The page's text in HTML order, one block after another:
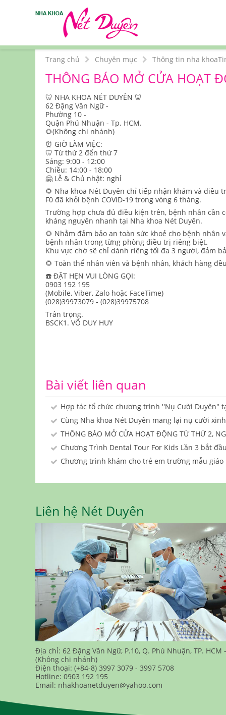
Trang chủ Chuyên mục Thông tin nha khoa
THÔNG BÁO MỞ CỬA HOẠT
🦷 NHA KHOA NÉT DUYÊN 🦷
62 Đặng Văn Ngữ -
Phường 10 -
Quận Phú Nhuận - Tp. HCM.
🌻(Không chi nhánh)
⏰ GIỜ LÀM VIỆC:
🦷 Từ thứ 2 đến thứ 7
Sáng: 9:00 - 12:00
Chiều: 14:00 - 18:00
🤗 Lễ & Chủ nhật: nghỉ
🌻 Nha khoa Nét Duyên chỉ tiếp nhận khám và điều
F0 đã khỏi bệnh COVID-19 trong vòng 6 tháng.
Trường hợp chưa đủ điều kiện trên, bệnh nhân cần
kháng nguyên nhanh tại Nha khoa Nét Duyên.
🌻 Nhằm đảm bảo an toàn sức khoẻ cho bệnh
bệnh nhân trong từng phòng điều trị riêng biệt.
Khu vực chờ sẽ chỉ dành riêng tối đa 3 người, đảm
🌻 Toàn thể nhân viên và bệnh nhân, khách hàng
☎️ ĐẶT HẸN VUI LÒNG GỌI:
0903 192 195
(Mobile, Viber, Zalo hoặc FaceTime)
(028)39973079 - (028)39975708
Trân trọng.
BSCK1. VÕ DUY HUY
Bài viết liên quan
Hợp tác tổ chức chương trình ''Nụ Cười Duyên"
Cùng Nha khoa Nét Duyên mang lại nụ cười
THÔNG BÁO MỞ CỬA HOẠT ĐỘNG TỪ THỨ 2,
Chương Trình Dental Tour For Kids Lần 3 bắt
Chương trình khám cho trẻ em trường mẫu giáo
Liên hệ Nét Duyên
Địa chỉ: 62 Đặng Văn Ngữ, P.10, Q. Phú Nhuận, TP. HCM -
(Không chi nhánh)
Điện thoại: (+84-8) 3997 3079 - 3997 5708
Hotline: 0903 192 195
Email: nhakhoanetduyen@yahoo.com